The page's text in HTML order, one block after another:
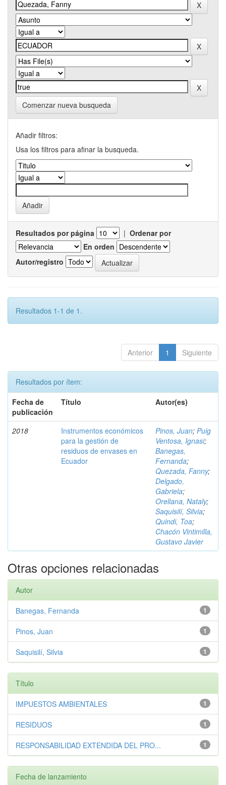
Comenzar nueva busqueda
Añadir filtros:
Usa los filtros para afinar la busqueda.
Resultados por página | Ordenar por
En orden
Autor/registro
Resultados 1-1 de 1.
Anterior 1 Siguiente
Resultados por ítem:
Fecha de
publicación
Título Autor(es)
2018
Instrumentos económicos
para la gestión de
residuos de envases en
Ecuador
Pinos, Juan; Puig
Ventosa, Ignasi;
Banegas,
Fernanda;
Quezada, Fanny;
Delgado,
Gabriela;
Orellana, Nataly;
Saquisilí, Silvia;
Quindi, Toa;
Chacón Vintimilla,
Gustavo Javier
Otras opciones relacionadas
Autor
1
Banegas, Fernanda
1
Pinos, Juan
1
Saquisilí, Silvia
Título
1
IMPUESTOS AMBIENTALES
1
RESIDUOS
1
RESPONSABILIDAD EXTENDIDA DEL PRO...
Fecha de lanzamiento